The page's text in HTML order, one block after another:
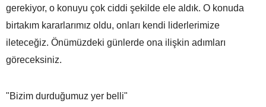
gerekiyor, o konuyu çok ciddi şekilde ele aldık. O konuda
birtakım kararlarımız oldu, onları kendi liderlerimize
ileteceğiz. Önümüzdeki günlerde ona ilişkin adımları
göreceksiniz.
"Bizim durduğumuz yer belli"